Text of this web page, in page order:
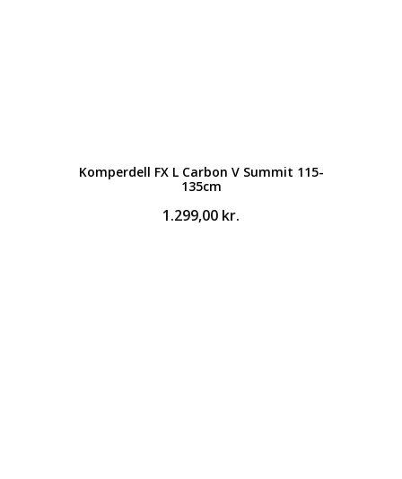
Komperdell FX L Carbon V Summit 115-
135cm
1.299,00 kr.